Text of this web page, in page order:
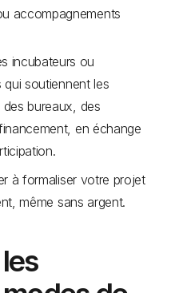
accompagnements
incubateurs ou
soutiennent les
bureaux, des
en échange
à formaliser votre projet
même sans argent.